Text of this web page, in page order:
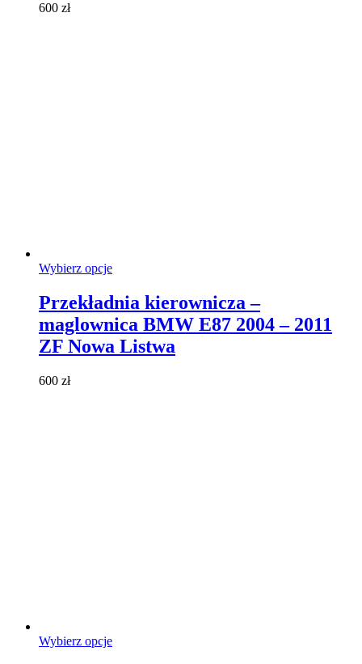
600 zł
Wybierz opcjeTen
ma
wiele
wariantów.
Opcje
można
Przekładnia kierownicza –
maglownica BMW E87 2004 – 2011
ZF Nowa Listwa
600 zł
Wybierz opcjeTen